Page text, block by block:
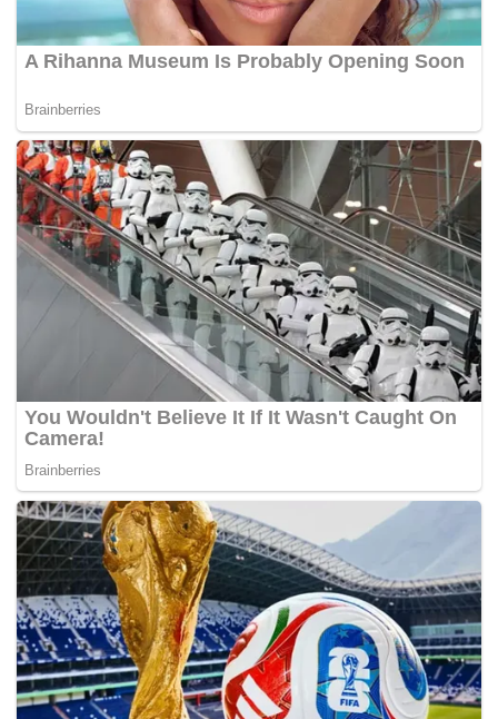
Tags: BERSATU Gantung Keahlian Pecat
wakil rakyat